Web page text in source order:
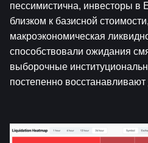
пессимистична, инвесторы в
близком к базисной
макроэкономическая
способствовали ожидания
выборочные
постепенно